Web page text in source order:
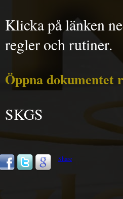
Klicka på länken
regler och rutiner.
Öppna
SKGS
Share